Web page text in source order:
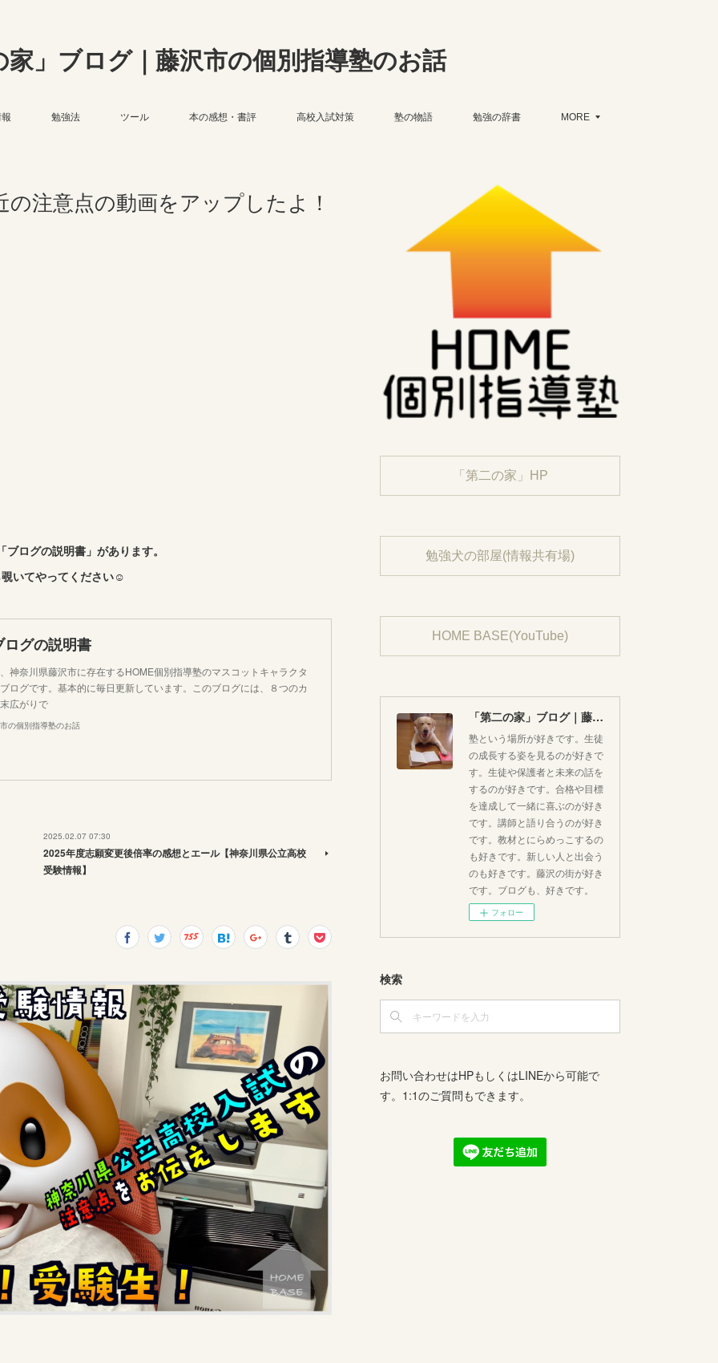
家」ブログ｜藤沢市の個別指導塾のお話
勉強法 ツール 本の感想・書評 高校入試対策 塾の物語 勉強の辞書 MORE
注意点の動画をアップしたよ！
ログの説明書」があります。
いてやってください☺︎
グの説明書
神奈川県藤沢市に存在するHOME個別指導塾のマスコットキャラクタ
ログです。基本的に毎日更新しています。このブログには、８つのカ
広がりで
の個別指導塾のお話
2025.02.07 07:30
2025年度志願変更後倍率の感想とエール【神奈川県公立高校
受験情報】
「第二の家」HP
勉強犬の部屋(情報共有場)
HOME BASE(YouTube)
「第二の家」ブログ｜藤沢市の個別指導塾のお話
塾という場所が好きです。生徒
の成長する姿を見るのが好きで
す。生徒や保護者と未来の話を
するのが好きです。合格や目標
を達成して一緒に喜ぶのが好き
です。講師と語り合うのが好き
です。教材とにらめっこするの
も好きです。新しい人と出会う
のも好きです。藤沢の街が好き
です。ブログも、好きです。
フォロー
検索
お問い合わせはHPもしくはLINEから可能で
す。1:1のご質問もできます。